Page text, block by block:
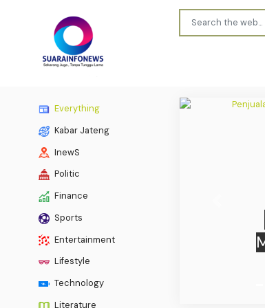
Everything
Kabar Jateng
InewS
Politic
Finance
Sports
Entertainment
Lifestyle
Technology
Literature